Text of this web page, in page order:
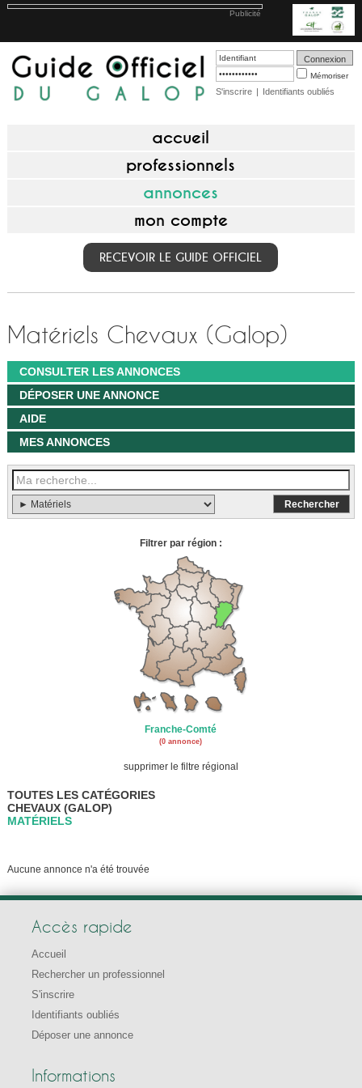
Publicité
Mémoriser
S'inscrire | Identifiants oubliés
accueil
professionnels
annonces
mon compte
RECEVOIR LE GUIDE OFFICIEL
Matériels Chevaux (Galop)
CONSULTER LES ANNONCES
DÉPOSER UNE ANNONCE
AIDE
MES ANNONCES
Filtrer par région :
Franche-Comté
(0 annonce)
supprimer le filtre régional
TOUTES LES CATÉGORIES
CHEVAUX (GALOP)
MATÉRIELS
Aucune annonce n'a été trouvée
Accès rapide
Accueil
Rechercher un professionnel
S'inscrire
Identifiants oubliés
Déposer une annonce
Informations